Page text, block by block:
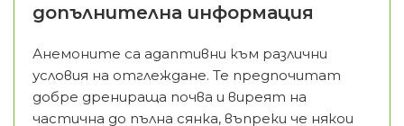
допълнителна информация
Анемоните са адаптивни към различни
условия на отглеждане. Те предпочитат
добре дренираща почва и виреят на
частична до пълна сянка, въпреки че някои